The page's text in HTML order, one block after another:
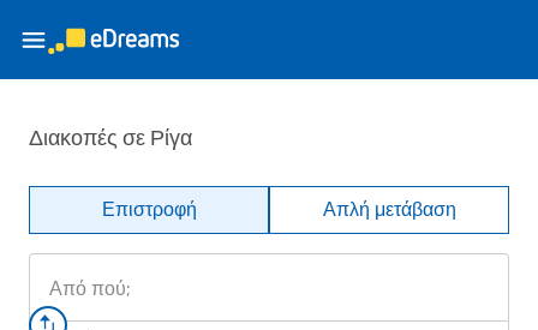
Διακοπές σε Ρίγα
Επιστροφή Απλή μετάβαση
Από πού;